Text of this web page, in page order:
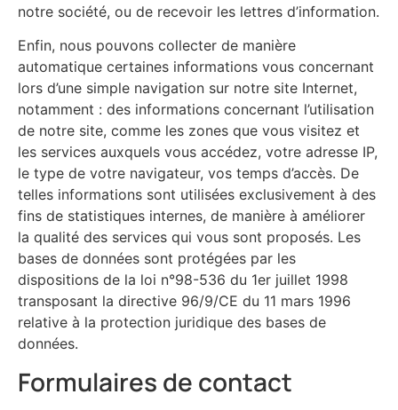
notre société, ou de recevoir les lettres d’information.
Enfin, nous pouvons collecter de manière
automatique certaines informations vous concernant
lors d’une simple navigation sur notre site Internet,
notamment : des informations concernant l’utilisation
de notre site, comme les zones que vous visitez et
les services auxquels vous accédez, votre adresse IP,
le type de votre navigateur, vos temps d’accès. De
telles informations sont utilisées exclusivement à des
fins de statistiques internes, de manière à améliorer
la qualité des services qui vous sont proposés. Les
bases de données sont protégées par les
dispositions de la loi n°98-536 du 1er juillet 1998
transposant la directive 96/9/CE du 11 mars 1996
relative à la protection juridique des bases de
données.
Formulaires de contact